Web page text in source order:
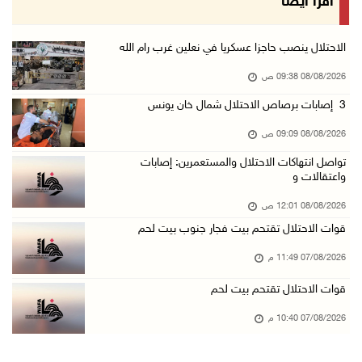
الاحتلال يعيق تنقل المواطنين ويقتحم بلدات شرق ...
07/آب/2026 08:52 م
إصابة مواطنين في اعتداء للمستعمرين في بيت دجن
07/آب/2026 08:24 م
مستعمرون يهاجمون قرية أبو نجيم ويصيبون مواطني ...
07/آب/2026 08:08 م
مستعمرون يهاجمون مساكن المواطنين في خربة الحم ...
الاحتلال ينصب حاجزا عسكريا في نعلين غرب رام الله
08/08/2026 09:38 ص
3 إصابات برصاص الاحتلال شمال خان يونس
08/08/2026 09:09 ص
تواصل انتهاكات الاحتلال والمستعمرين: إصابات
واعتقالات و
08/08/2026 12:01 ص
قوات الاحتلال تقتحم بيت فجار جنوب بيت لحم
07/08/2026 11:49 م
قوات الاحتلال تقتحم بيت لحم
07/08/2026 10:40 م